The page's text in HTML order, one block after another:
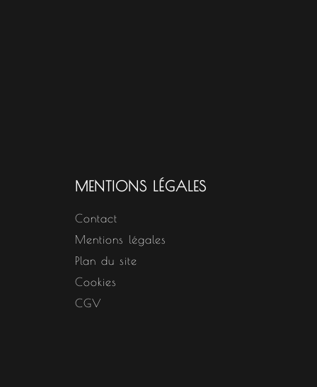
MENTIONS LÉGALES
Contact
Mentions légales
Plan du site
Cookies
CGV